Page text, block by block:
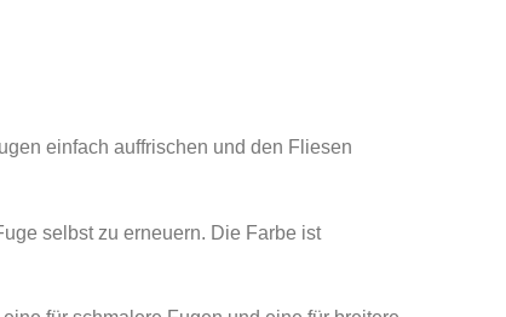
einfach auffrischen und den Fliesen
selbst zu erneuern. Die Farbe ist